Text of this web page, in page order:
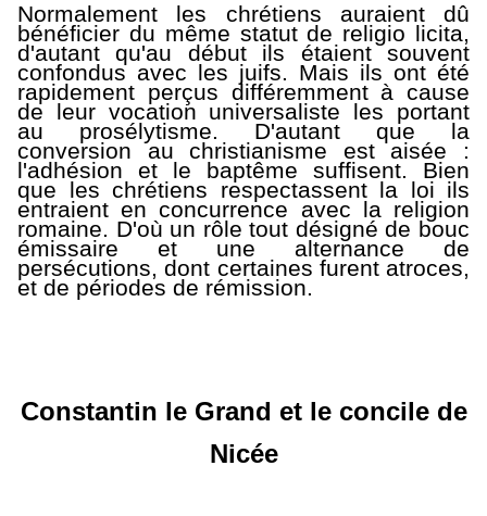
Normalement les chrétiens auraient dû
bénéficier du même statut de religio licita,
d'autant qu'au début ils étaient souvent
confondus avec les juifs. Mais ils ont été
rapidement perçus différemment à cause
de leur vocation universaliste les portant
au prosélytisme. D'autant que la
conversion au christianisme est aisée :
l'adhésion et le baptême suffisent. Bien
que les chrétiens respectassent la loi ils
entraient en concurrence avec la religion
romaine. D'où un rôle tout désigné de bouc
émissaire et une alternance de
persécutions, dont certaines furent atroces,
et de périodes de rémission.
Constantin le Grand et le concile de
Nicée